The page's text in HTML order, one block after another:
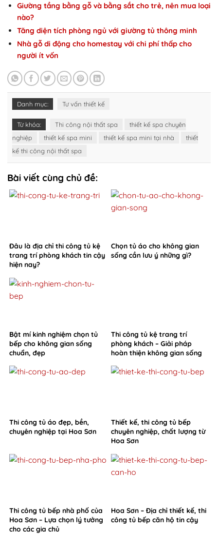
Giường tầng bằng gỗ và bằng sắt cho trẻ, nên mua loại
nào?
Tăng diện tích phòng ngủ với giường tủ thông minh
Nhà gỗ di động cho homestay với chi phí thấp cho
người ít vốn
Danh mục: Tư vấn thiết kế
Từ khóa: Thi công nội thất spa
thiết kế spa chuyên
nghiệp
thiết kế spa mini thiết kế spa mini tại nhà
thiết
kế thi công nội thất spa
Bài viết cùng chủ đề:
Đâu là địa chỉ thi công tủ kệ
trang trí phòng khách tin cậy
hiện nay?
Chọn tủ áo cho không gian
sống cần lưu ý những gì?
Bật mí kinh nghiệm chọn tủ
bếp cho không gian sống
chuẩn, đẹp
Thi công tủ kệ trang trí
phòng khách – Giải pháp
hoàn thiện không gian sống
Thi công tủ áo đẹp, bền,
chuyên nghiệp tại Hoa Sơn
Thiết kế, thi công tủ bếp
chuyên nghiệp, chất lượng từ
Hoa Sơn
Thi công tủ bếp nhà phố của
Hoa Sơn – Lựa chọn lý tưởng
cho các gia chủ
Hoa Sơn – Địa chỉ thiết kế, thi
công tủ bếp căn hộ tin cậy